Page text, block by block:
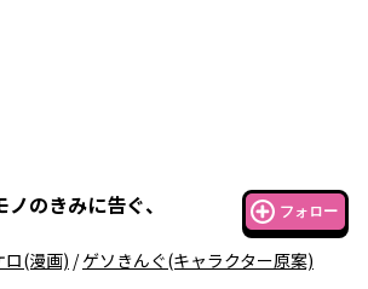
ノのきみに告ぐ、 フォロー
ロ(漫画) /ゲソきんぐ(キャラクター原案)